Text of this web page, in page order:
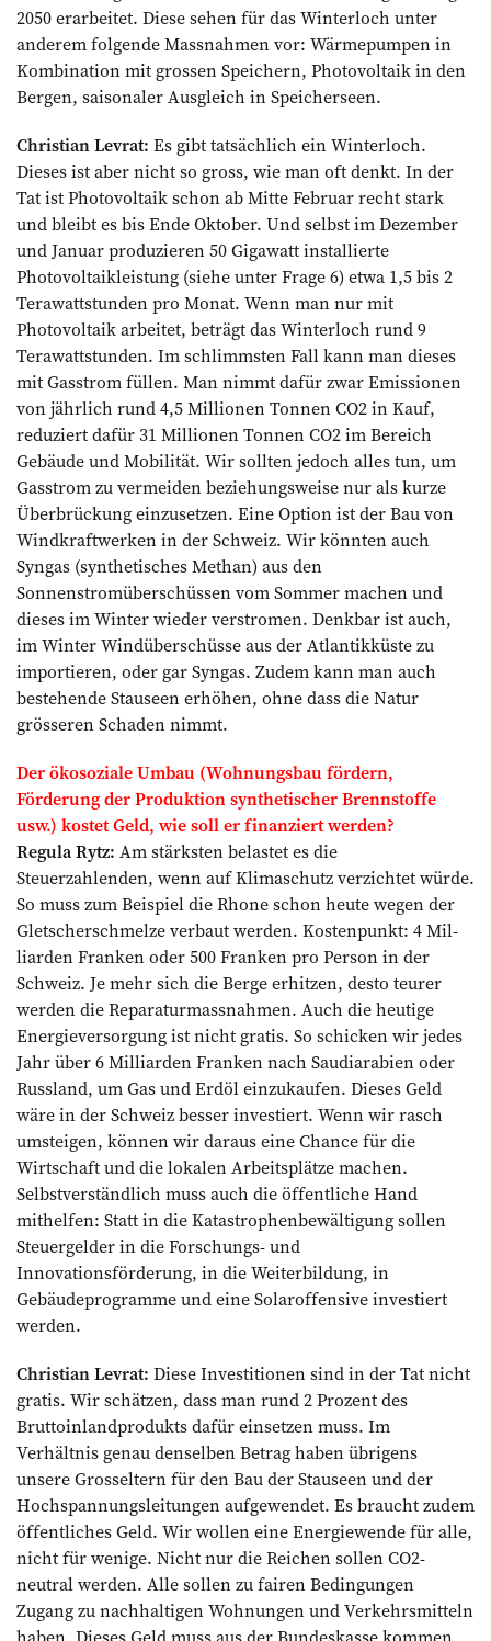
2050 erarbeitet. Diese sehen für das Winterloch unter
anderem folgende Massnahmen vor: Wärmepumpen in
Kombination mit grossen Speichern, Photovoltaik in den
Bergen, saisonaler Ausgleich in Speicherseen.
Christian Levrat: Es gibt tatsächlich ein Winterloch.
Dieses ist aber nicht so gross, wie man oft denkt. In der
Tat ist Photovoltaik schon ab Mitte Februar recht stark
und bleibt es bis Ende Oktober. Und selbst im Dezember
und Januar produzieren 50 Gigawatt installierte
Photovoltaikleistung (siehe unter Frage 6) etwa 1,5 bis 2
Terawattstunden pro Monat. Wenn man nur mit
Photovoltaik arbeitet, beträgt das Winterloch rund 9
Terawattstunden. Im schlimmsten Fall kann man dieses
mit Gasstrom füllen. Man nimmt dafür zwar Emissionen
von jährlich rund 4,5 Millionen Tonnen CO2 in Kauf,
reduziert dafür 31 Millionen Tonnen CO2 im Bereich
Gebäude und Mobilität. Wir sollten jedoch alles tun, um
Gasstrom zu vermeiden beziehungsweise nur als kurze
Überbrückung einzusetzen. Eine Option ist der Bau von
Windkraftwerken in der Schweiz. Wir könnten auch
Syngas (synthetisches Methan) aus den
Sonnenstromüberschüssen vom Sommer machen und
dieses im Winter wieder verstromen. Denkbar ist auch,
im Winter Windüberschüsse aus der Atlantikküste zu
importieren, oder gar Syngas. Zudem kann man auch
bestehende Stauseen erhöhen, ohne dass die Natur
grösseren Schaden nimmt.
Der ökosoziale Umbau (Wohnungsbau fördern,
Förderung der Produktion ­synthetischer Brennstoffe
usw.) kostet Geld, wie soll er finanziert werden?
Regula Rytz: Am stärksten belastet es die
Steuerzahlenden, wenn auf Klimaschutz verzichtet würde.
So muss zum Beispiel die Rhone schon heute wegen der
Gletscherschmelze verbaut werden. Kostenpunkt: 4 Mil­
liarden Franken oder 500 Franken pro Person in der
Schweiz. Je mehr sich die Berge erhitzen, desto teurer
werden die Reparaturmassnahmen. Auch die heutige
Energieversorgung ist nicht gratis. So schicken wir jedes
Jahr über 6 Milliarden Franken nach Saudiarabien oder
Russland, um Gas und Erdöl einzukaufen. Dieses Geld
wäre in der Schweiz besser investiert. Wenn wir rasch
umsteigen, können wir daraus eine Chance für die
Wirtschaft und die lokalen Arbeitsplätze machen.
Selbstverständlich muss auch die öffentliche Hand
mithelfen: Statt in die Katastrophenbewältigung sollen
Steuergelder in die Forschungs- und
Innovationsförderung, in die Weiterbildung, in
Gebäudeprogramme und eine Solaroffensive investiert
werden.
Christian Levrat: Diese Investitionen sind in der Tat nicht
gratis. Wir schätzen, dass man rund 2 Prozent des
Bruttoinlandprodukts dafür einsetzen muss. Im
Verhältnis genau denselben Betrag haben übrigens
unsere Grosseltern für den Bau der Stauseen und der
Hochspannungsleitungen aufgewendet. Es braucht zudem
öffentliches Geld. Wir wollen eine Energiewende für alle,
nicht für wenige. Nicht nur die Reichen sollen CO2-
neutral werden. Alle sollen zu fairen Bedingungen
Zugang zu nachhaltigen Wohnungen und Verkehrsmitteln